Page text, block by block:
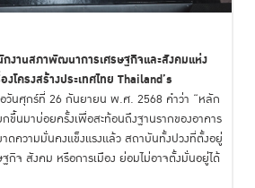
กงานสภาพัฒนาการเศรษฐกิจและสังคมแห่ง
โครงสร้างประเทศไทย Thailand’s
อวันศุกร์ที่ 26 กันยายน พ.ศ. 2568 คำว่า “หลัก
นมาบ่อยครั้งเพื่อสะท้อนถึงฐานรากของอาคาร
ดความมั่นคงแข็งแรงแล้ว สถาบันทั้งปวงที่ตั้งอยู่
ฐกิจ สังคม หรือการเมือง ย่อมไม่อาจตั้งมั่นอยู่ได้